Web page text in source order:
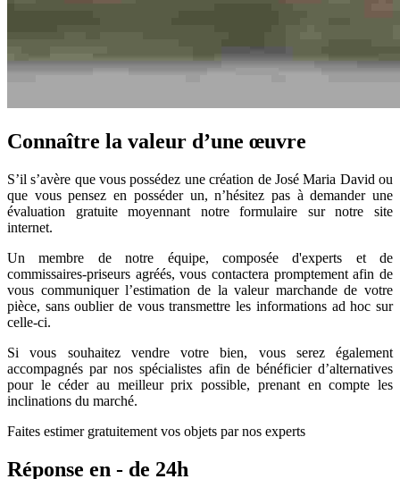
Connaître la valeur d’une œuvre
S’il s’avère que vous possédez une création de José Maria David ou
que vous pensez en posséder un, n’hésitez pas à demander une
évaluation gratuite moyennant notre formulaire sur notre site
internet.
Un membre de notre équipe, composée d'experts et de
commissaires-priseurs agréés, vous contactera promptement afin de
vous communiquer l’estimation de la valeur marchande de votre
pièce, sans oublier de vous transmettre les informations ad hoc sur
celle-ci.
Si vous souhaitez vendre votre bien, vous serez également
accompagnés par nos spécialistes afin de bénéficier d’alternatives
pour le céder au meilleur prix possible, prenant en compte les
inclinations du marché.
Faites estimer gratuitement vos objets par nos experts
Réponse en - de 24h